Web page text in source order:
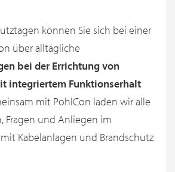
können Sie sich bei einer
über alltägliche
bei der Errichtung von
integriertem Funktionserhalt
mit PohlCon laden wir alle
Fragen und Anliegen im
Kabelanlagen und Brandschutz